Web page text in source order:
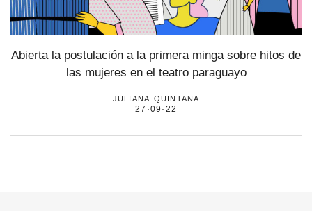
Abierta la postulación a la primera minga sobre hitos de
las mujeres en el teatro paraguayo
juliana quintana
27·09·22